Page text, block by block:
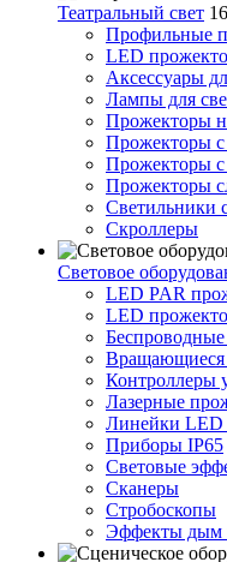
Театральный свет
Профильные
LED
Аксессуары
Лампы для
Прожекторы
Прожекторы
Прожекторы с
Прожекторы
Светильники
Скроллеры
Световое
LED PAR
LED
Вращающиеся
Контроллеры
Лазерные
Линейки LED
Приборы IP65
Световые
Сканеры
Стробоскопы
Эффекты дым